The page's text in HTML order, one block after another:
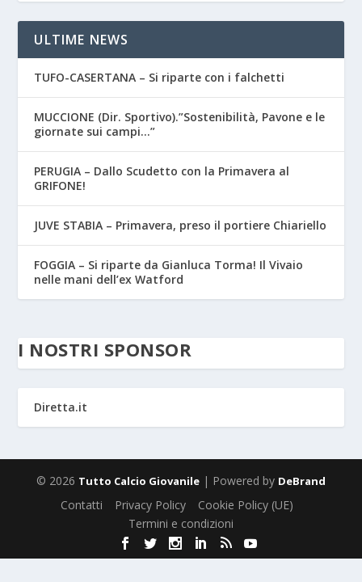
ULTIME NEWS
TUFO-CASERTANA – Si riparte con i falchetti
MUCCIONE (Dir. Sportivo).”Sostenibilità, Pavone e le
giornate sui campi…”
PERUGIA – Dallo Scudetto con la Primavera al
GRIFONE!
JUVE STABIA – Primavera, preso il portiere Chiariello
FOGGIA – Si riparte da Gianluca Torma! Il Vivaio
nelle mani dell’ex Watford
I NOSTRI SPONSOR
Diretta.it
© 2026 Tutto Calcio Giovanile | Powered by DeBrand
Contatti Privacy Policy
Cookie Policy (UE)
Termini e condizioni